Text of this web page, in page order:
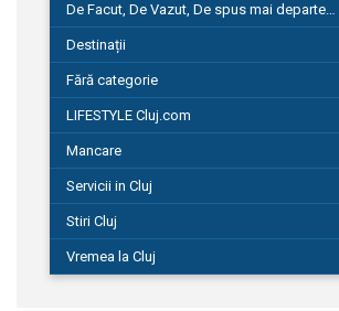
De Facut, De Vazut, De spus mai departe…
Destinații
Fără categorie
LIFESTYLE Cluj.com
Mancare
Servicii in Cluj
Stiri Cluj
Vremea la Cluj